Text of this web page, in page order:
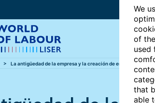
We
of
used
that
able
La antigüedad de la empresa y la creación de empleo en los EE.